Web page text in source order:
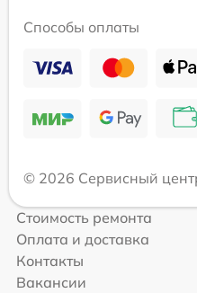
Способы оплаты
© 2026 Сервисный
Стоимость ремонта
Оплата и доставка
Контакты
Вакансии